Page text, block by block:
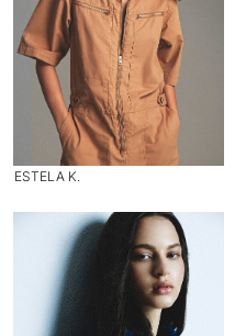
ESTELA K.